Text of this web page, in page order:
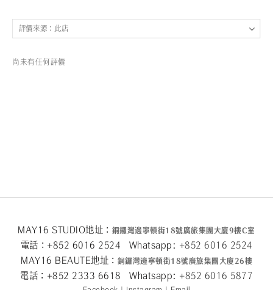
尚未有任何評價
MAY16 STUDIO地址： 銅鑼灣邊寧頓街18號廣旅集團大廈9樓C室
電話：+852 6016 2524 Whatsapp: +852 6016 2524
MAY16 BEAUTE地址： 銅鑼灣邊寧頓街18號廣旅集團大廈26樓
電話：+852 2333 6618 Whatsapp: +852 6016 5877
Facebook | Instagram | Email